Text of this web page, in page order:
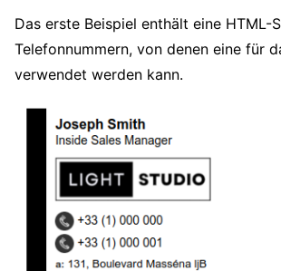
Das erste Beispiel enthält eine HTML-
Telefonnummern, von denen eine für
verwendet werden kann.